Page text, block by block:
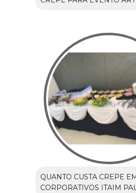
QUANTO CUSTA CREPE
CORPORATIVOS ITAIM